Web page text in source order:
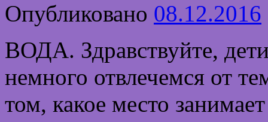
Опубликовано 08.12.2016
ВОДА. Здравствуйте,
немного отвлечемся от
том, какое место